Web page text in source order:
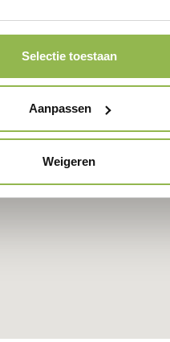
Selectie toestaan
Aanpassen
Weigeren